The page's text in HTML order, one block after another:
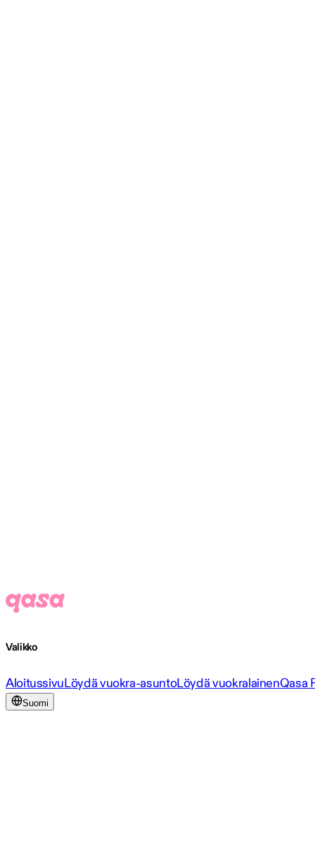
Valikko
AloitussivuLöydä vuokra-asuntoLöydä vuokralainenQasa
Suomi